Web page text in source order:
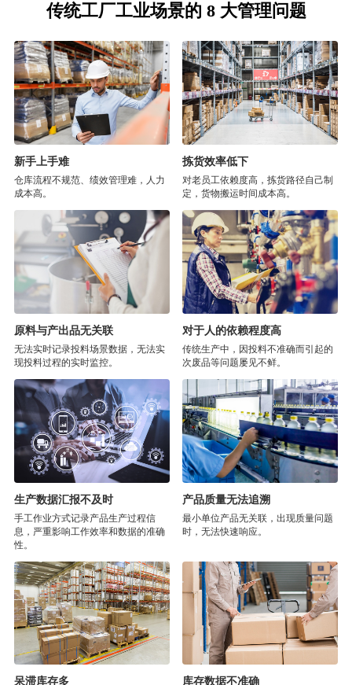
传统工厂工业场景的 8 大管理问题
新手上手难
仓库流程不规范、绩效管理难，人力
成本高。
拣货效率低下
对老员工依赖度高，拣货路径自己制
定，货物搬运时间成本高。
原料与产出品无关联
无法实时记录投料场景数据，无法实
现投料过程的实时监控。
对于人的依赖程度高
传统生产中，因投料不准确而引起的
次废品等问题屡见不鲜。
生产数据汇报不及时
手工作业方式记录产品生产过程信
息，严重影响工作效率和数据的准确
性。
产品质量无法追溯
最小单位产品无关联，出现质量问题
时，无法快速响应。
呆滞库存多 库存数据不准确